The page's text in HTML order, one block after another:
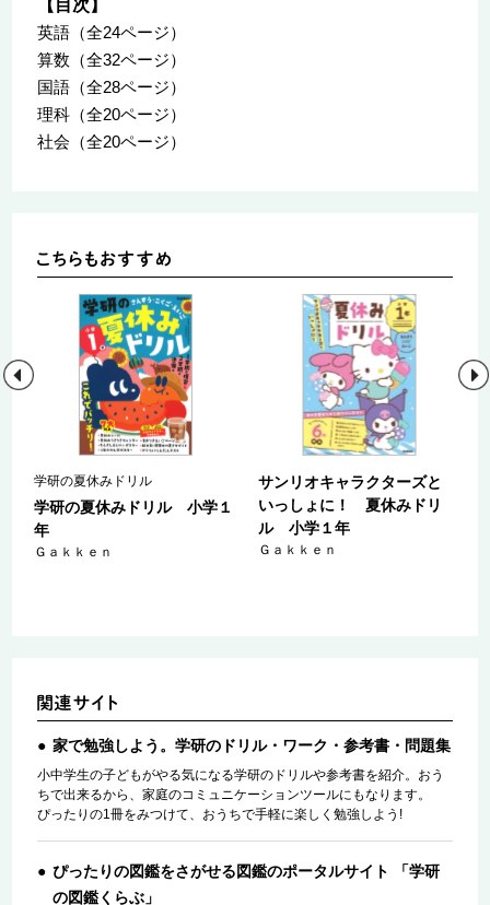
【目次】
英語（全24ページ）
算数（全32ページ）
国語（全28ページ）
理科（全20ページ）
社会（全20ページ）
学研の夏休みドリル
学研の夏休みドリル 小学１
年
Ｇａｋｋｅｎ
サンリオキャラクターズと
いっしょに！ 夏休みドリ
ル 小学１年
Ｇａｋｋｅｎ
家で勉強しよう。学研のドリル・ワーク・参考書・問題集
小中学生の子どもがやる気になる学研のドリルや参考書を紹介。おう
ちで出来るから、家庭のコミュニケーションツールにもなります。
ぴったりの1冊をみつけて、おうちで手軽に楽しく勉強しよう!
ぴったりの図鑑をさがせる図鑑のポータルサイト 「学研
の図鑑くらぶ」